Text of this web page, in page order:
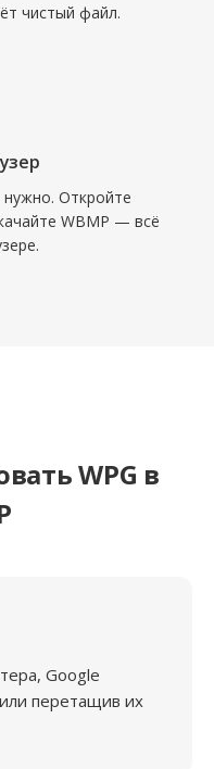
чистый файл.
нужно. Откройте
WBMP — всё
WPG в
Google
перетащив их